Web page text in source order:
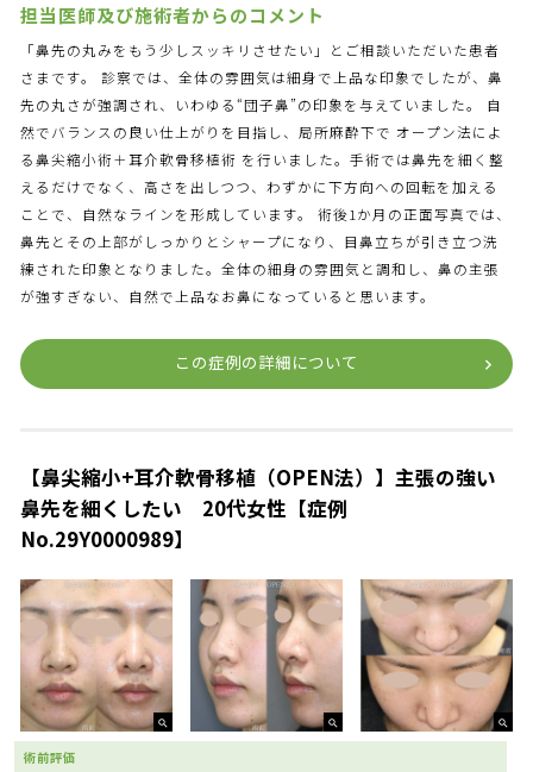
担当医師及び施術者からのコメント
「鼻先の丸みをもう少しスッキリさせたい」とご相談いただいた患者
さまです。 診察では、全体の雰囲気は細身で上品な印象でしたが、鼻
先の丸さが強調され、いわゆる“団子鼻”の印象を与えていました。 自
然でバランスの良い仕上がりを目指し、局所麻酔下で オープン法によ
る鼻尖縮小術＋耳介軟骨移植術 を行いました。手術では鼻先を細く整
えるだけでなく、高さを出しつつ、わずかに下方向への回転を加える
ことで、自然なラインを形成しています。 術後1か月の正面写真では、
鼻先とその上部がしっかりとシャープになり、目鼻立ちが引き立つ洗
練された印象となりました。全体の細身の雰囲気と調和し、鼻の主張
が強すぎない、自然で上品なお鼻になっていると思います。
この症例の詳細について
【鼻尖縮小+耳介軟骨移植（OPEN法）】主張の強い
鼻先を細くしたい 20代女性【症例
No.29Y0000989】
術前評価